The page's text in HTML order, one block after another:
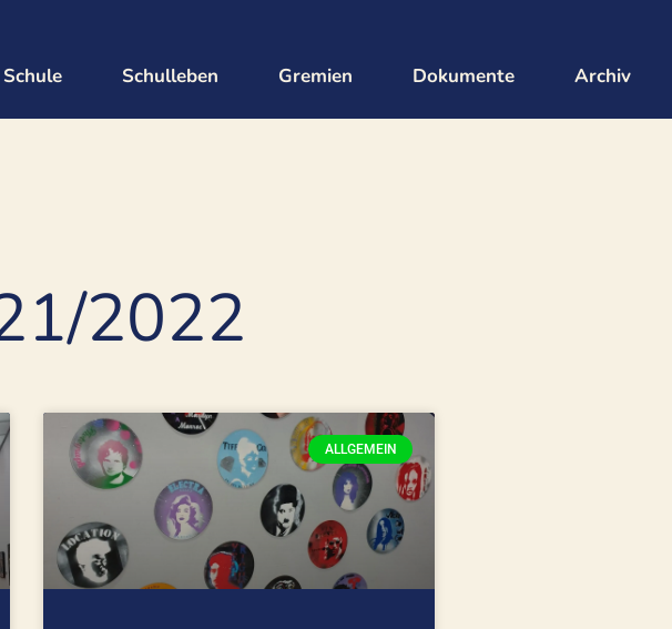
Schulleben Gremien Dokumente Archiv
2022
ALLGEMEIN